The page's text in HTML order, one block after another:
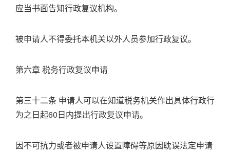
应当书面告知行政复议机构。
被申请人不得委托本机关以外人员参加行政复议。
第六章 税务行政复议申请
第三十二条 申请人可以在知道税务机关作出具体行政行
为之日起60日内提出行政复议申请。
因不可抗力或者被申请人设置障碍等原因耽误法定申请